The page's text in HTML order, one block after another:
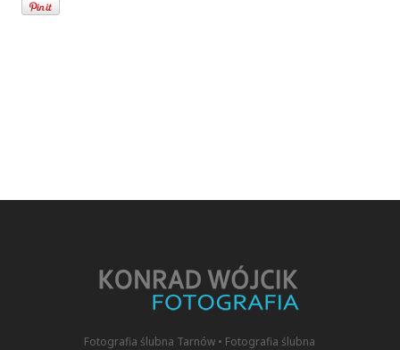
Fotografia ślubna Tarnów • Fotografia ślubna